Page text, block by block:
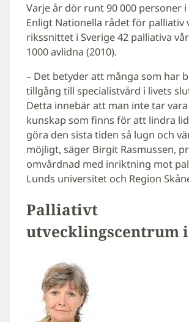
Varje år dör runt 90 000 personer i
Enligt Nationella rådet för palliativ
rikssnittet i Sverige 42 palliativa
1000 avlidna (2010).
– Det betyder att många som har
tillgång till specialistvård i livets
Detta innebär att man inte tar
kunskap som finns för att lindra
göra den sista tiden så lugn och
möjligt, säger Birgit Rasmussen,
omvårdnad med inriktning mot
Lunds universitet och Region
Palliativt
utvecklingscentrum